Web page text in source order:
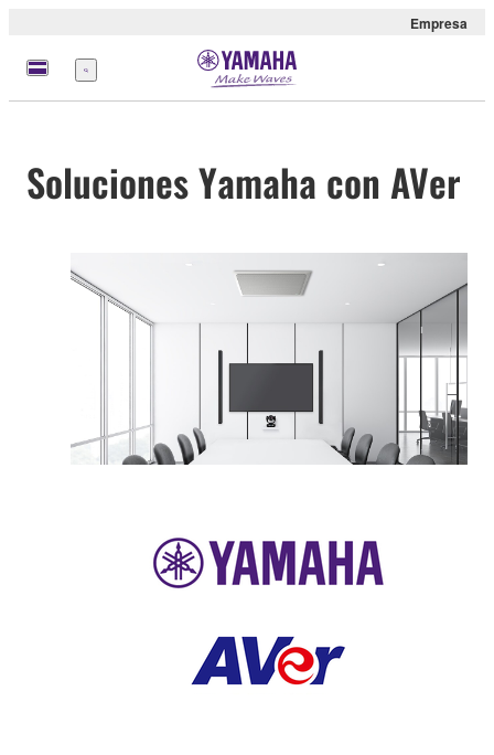
Empresa
Menú
Soluciones Yamaha con AVer